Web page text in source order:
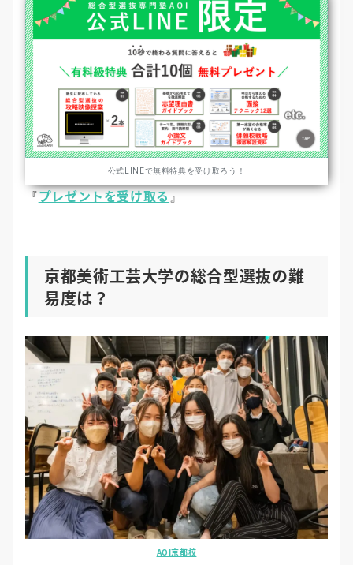
公式LINEで無料特典を受け取ろう！
『プレゼントを受け取る』
京都美術工芸大学の総合型選抜の難
易度は？
AOI京都校